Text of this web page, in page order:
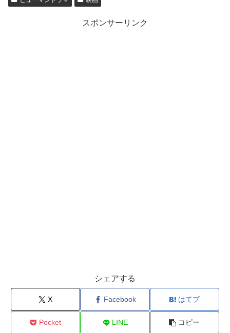
スポンサーリンク
シェアする
X Facebook はてブ
Pocket LINE コピー